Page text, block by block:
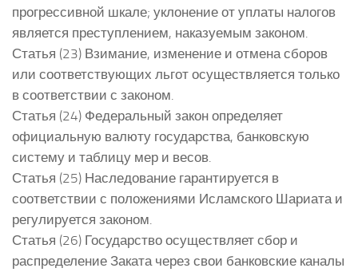
прогрессивной шкале; уклонение от уплаты налогов
является преступлением, наказуемым законом.
Статья (23) Взимание, изменение и отмена сборов
или соответствующих льгот осуществляется только
в соответствии с законом.
Статья (24) Федеральный закон определяет
официальную валюту государства, банковскую
систему и таблицу мер и весов.
Статья (25) Наследование гарантируется в
соответствии с положениями Исламского Шариата и
регулируется законом.
Статья (26) Государство осуществляет сбор и
распределение Заката через свои банковские каналы